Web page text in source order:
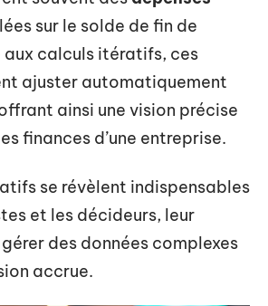
sur le solde de fin de
aux calculs itératifs, ces
ajuster automatiquement
ainsi une vision précise
finances d’une entreprise.
se révèlent indispensables
et les décideurs, leur
des données complexes
accrue.